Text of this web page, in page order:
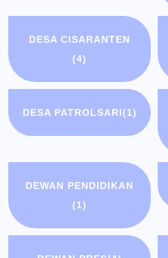
DESA CISARANTEN
(4)
DESA PATROLSARI(1)
DEWAN PENDIDIKAN
(1)